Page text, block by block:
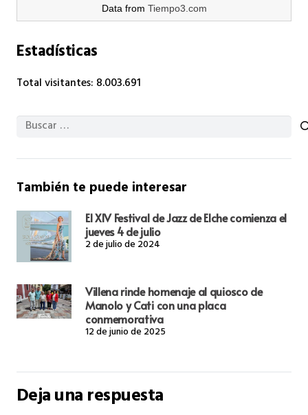
Data from Tiempo3.com
Estadísticas
Total visitantes: 8.003.691
Buscar:
También te puede interesar
El XIV Festival de Jazz de Elche comienza el
jueves 4 de julio
2 de julio de 2024
Villena rinde homenaje al quiosco de
Manolo y Cati con una placa
conmemorativa
12 de junio de 2025
Deja una respuesta